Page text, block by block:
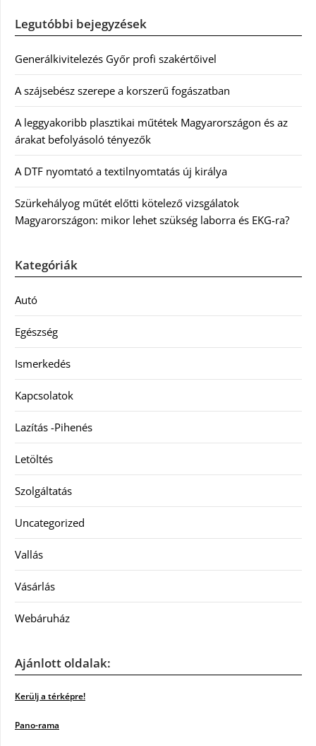
Legutóbbi bejegyzések
Generálkivitelezés Győr profi szakértőivel
A szájsebész szerepe a korszerű fogászatban
A leggyakoribb plasztikai műtétek Magyarországon és az
árakat befolyásoló tényezők
A DTF nyomtató a textilnyomtatás új királya
Szürkehályog műtét előtti kötelező vizsgálatok
Magyarországon: mikor lehet szükség laborra és EKG-ra?
Kategóriák
Autó
Egészség
Ismerkedés
Kapcsolatok
Lazítás -Pihenés
Letöltés
Szolgáltatás
Uncategorized
Vallás
Vásárlás
Webáruház
Ajánlott oldalak:
Kerülj a térképre!
Pano-rama